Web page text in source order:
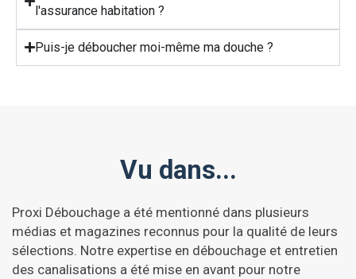
l'assurance habitation ?
Puis-je déboucher moi-même ma douche ?
Vu dans...
Proxi Débouchage a été mentionné dans plusieurs
médias et magazines reconnus pour la qualité de leurs
sélections. Notre expertise en débouchage et entretien
des canalisations a été mise en avant pour notre